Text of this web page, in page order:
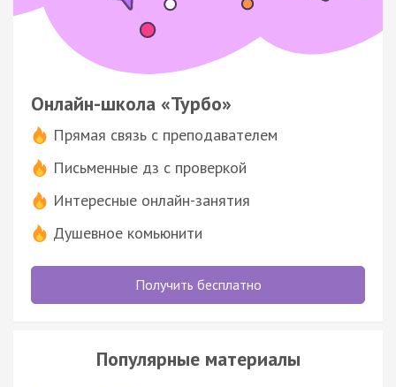
Онлайн-школа «Турбо»
Прямая связь с преподавателем
Письменные дз с проверкой
Интересные онлайн-занятия
Душевное комьюнити
Получить бесплатно
Популярные материалы